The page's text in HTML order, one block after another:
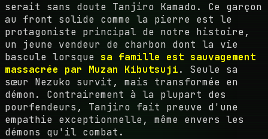
serait sans doute Tanjiro Kamado. Ce garçon
au front solide comme la pierre est le
protagoniste principal de notre histoire,
un jeune vendeur de charbon dont la vie
bascule lorsque sa famille est sauvagement
massacrée par Muzan Kibutsuji. Seule sa
sœur Nezuko survit, mais transformée en
démon. Contrairement à la plupart des
pourfendeurs, Tanjiro fait preuve d'une
empathie exceptionnelle, même envers les
démons qu'il combat.